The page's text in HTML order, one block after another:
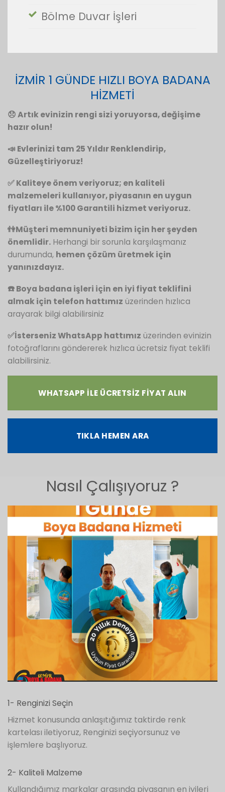
Bölme Duvar İşleri
İZMİR 1 GÜNDE HIZLI BOYA BADANA
HİZMETİ
😞 Artık evinizin rengi sizi yoruyorsa, değişime
hazır olun!
📣 Evlerinizi tam 25 Yıldır Renklendirip,
Güzelleştiriyoruz!
✅ Kaliteye önem veriyoruz; en kaliteli
malzemeleri kullanıyor, piyasanın en uygun
fiyatları ile %100 Garantili hizmet veriyoruz.
👫Müşteri memnuniyeti bizim için her şeyden
önemlidir. Herhangi bir sorunla karşılaşmanız
durumunda, hemen çözüm üretmek için
yanınızdayız.
☎️ Boya badana işleri için en iyi fiyat teklifini
almak için telefon hattımız üzerinden hızlıca
arayarak bilgi alabilirsiniz
✅İsterseniz WhatsApp hattımız üzerinden evinizin
fotoğraflarını göndererek hızlıca ücretsiz fiyat teklifi
alabilirsiniz.
WHATSAPP ILE ÜCRETSİZ FİYAT ALIN
TIKLA HEMEN ARA
Nasıl Çalışıyoruz ?
1- Renginizi Seçin
Hizmet konusunda anlaşıtığımız taktirde renk
kartelası iletiyoruz, Renginizi seçiyorsunuz ve
işlemlere başlıyoruz.
2- Kaliteli Malzeme
Kullandığımız markalar arasında piyasanın en iyileri